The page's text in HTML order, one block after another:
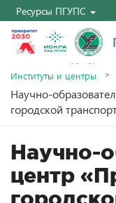
Ресурсы ПГУПС
Главная
Структура
Институты и центры
Научно-
городской
Научно-
центр